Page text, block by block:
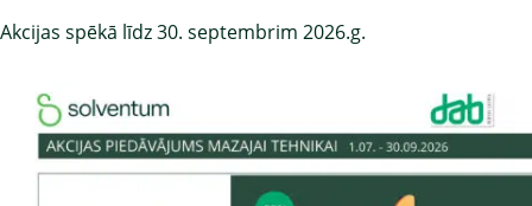
Akcijas spēkā līdz 30. septembrim 2026.g.